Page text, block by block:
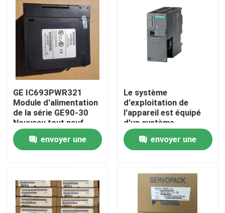
Maison
Produits
Au sujet de nous
Visite d'usine
Contactez-nous
GE IC693PWR321
Module d'alimentation
de la série GE90-30
Nouveau tout neuf
envoyer une
Le système
d'exploitation de
l'appareil est équipé
d'un système
d'exploitation de
l'appareil, qui est
équipé d'un système
l'appareil.
envoyer une